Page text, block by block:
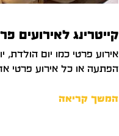
קייטרינג לאירועים
אירוע פרטי כמו יום הולדת,
הפתעה או כל אירוע פרטי
המשך קריאה